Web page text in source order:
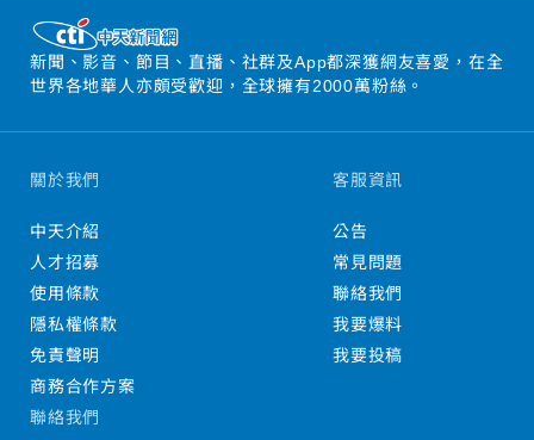
新聞、影音、節目、直播、社群及App都深獲網友喜愛，在全
世界各地華人亦頗受歡迎，全球擁有2000萬粉絲。
關於我們
中天介紹
人才招募
使用條款
隱私權條款
免責聲明
商務合作方案
客服資訊
公告
常見問題
聯絡我們
我要爆料
我要投稿
聯絡我們